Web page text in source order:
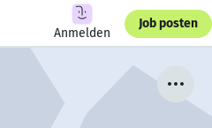
Anmelden
Job posten